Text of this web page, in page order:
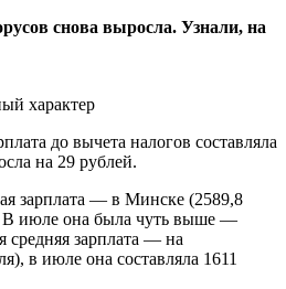
характер
до вычета налогов составляла
на 29 рублей.
зарплата — в Минске (2589,8
В июле она была чуть выше —
средняя зарплата — на
в июле она составляла 1611